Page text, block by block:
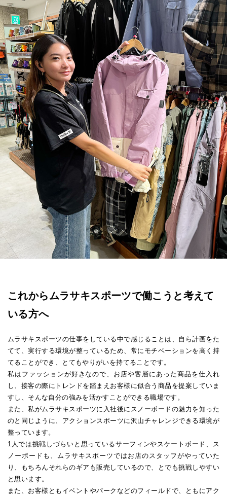
これからムラサキスポーツで働こうと考えて
いる方へ
ムラサキスポーツの仕事をしている中で感じることは、自ら計画をた
てて、実行する環境が整っているため、常にモチベーションを高く持
てることができ、とてもやりがいを持てることです。
私はファッションが好きなので、お店や客層にあった商品を仕入れ
し、接客の際にトレンドを踏まえお客様に似合う商品を提案していま
すし、そんな自分の強みを活かすことができる職場です。
また、私がムラサキスポーツに入社後にスノーボードの魅力を知った
のと同じように、アクションスポーツに沢山チャレンジできる環境が
整っています。
1人では挑戦しづらいと思っているサーフィンやスケートボード、ス
ノーボードも、ムラサキスポーツではお店のスタッフがやっていた
り、もちろんそれらのギアも販売しているので、とでも挑戦しやすい
と思います。
また、お客様ともイベントやパークなどのフィールドで、ともにアク